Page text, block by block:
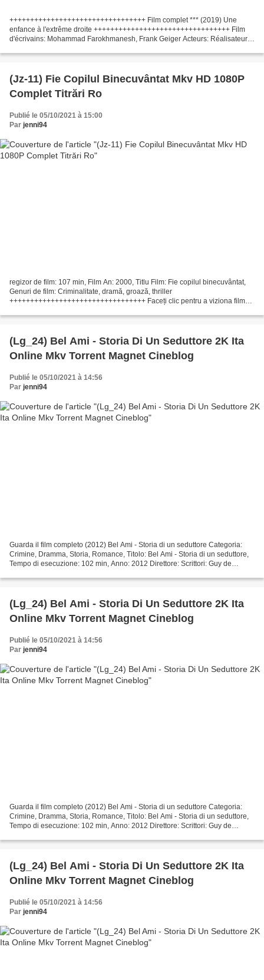
+++++++++++++++++++++++++++++++++ Film complet *** (2019) Une
enfance à l'extrême droite +++++++++++++++++++++++++++++++++ Film
d'écrivains: Mohammad Farokhmanesh, Frank Geiger Acteurs: Réalisateur
(Jz-11) Fie Copilul Binecuvântat Mkv HD 1080P
Complet Titrări Ro
Publié le 05/10/2021 à 15:00
Par jenni94
regizor de film: 107 min, Film An: 2000, Titlu Film: Fie copilul binecuvântat,
Genuri de film: Criminalitate, dramă, groază, thriller
+++++++++++++++++++++++++++++++++ Faceți clic pentru a viziona filmul
(Lg_24) Bel Ami - Storia Di Un Seduttore 2K Ita
Online Mkv Torrent Magnet Cineblog
Publié le 05/10/2021 à 14:56
Par jenni94
Guarda il film completo (2012) Bel Ami - Storia di un seduttore Categoria:
Crimine, Dramma, Storia, Romance, Titolo: Bel Ami - Storia di un seduttore,
Tempo di esecuzione: 102 min, Anno: 2012 Direttore: Scrittori: Guy de
(Lg_24) Bel Ami - Storia Di Un Seduttore 2K Ita
Online Mkv Torrent Magnet Cineblog
Publié le 05/10/2021 à 14:56
Par jenni94
Guarda il film completo (2012) Bel Ami - Storia di un seduttore Categoria:
Crimine, Dramma, Storia, Romance, Titolo: Bel Ami - Storia di un seduttore,
Tempo di esecuzione: 102 min, Anno: 2012 Direttore: Scrittori: Guy de
(Lg_24) Bel Ami - Storia Di Un Seduttore 2K Ita
Online Mkv Torrent Magnet Cineblog
Publié le 05/10/2021 à 14:56
Par jenni94